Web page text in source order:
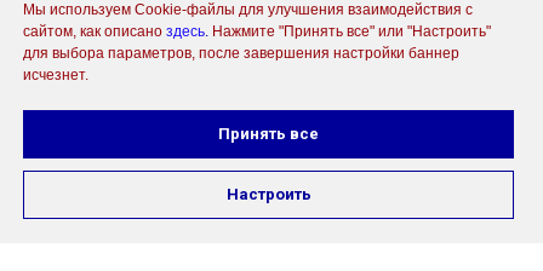
16:30 - 17:00Вход в вебинарную комнату
17:00 - 17:05Начало вебинара -
вступительное слово лектора
17:05 - 17:50Лекция
Мы используем Cookie-файлы для улучшения взаимодействия с
сайтом, как описано здесь. Нажмите "Принять все" или "Настроить"
для выбора параметров, после завершения настройки баннер
исчезнет.
Принять все
НастроитьNOTA BENE!